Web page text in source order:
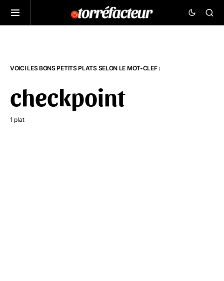
VOICI LES BONS PETITS PLATS SELON LE MOT-CLEF :
checkpoint
1 plat